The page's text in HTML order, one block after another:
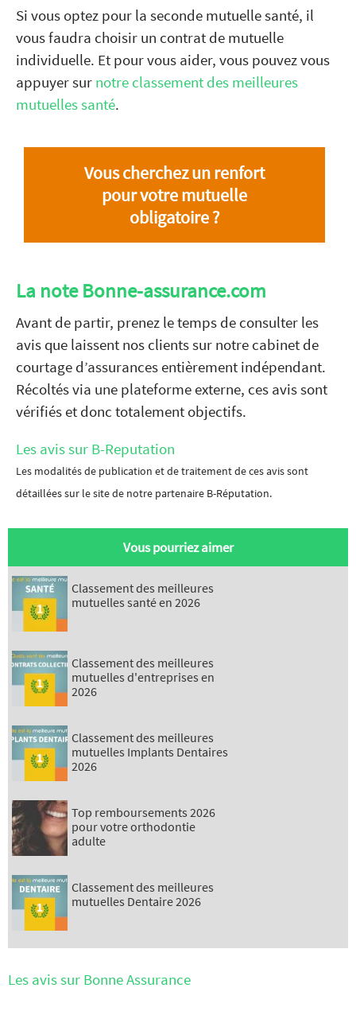
Si vous optez pour la seconde mutuelle santé, il
vous faudra choisir un contrat de mutuelle
individuelle. Et pour vous aider, vous pouvez vous
appuyer sur notre classement des meilleures
mutuelles santé.
Vous cherchez un renfort
pour votre mutuelle
obligatoire ?
La note Bonne-assurance.com
Avant de partir, prenez le temps de consulter les
avis que laissent nos clients sur notre cabinet de
courtage d’assurances entièrement indépendant.
Récoltés via une plateforme externe, ces avis sont
vérifiés et donc totalement objectifs.
Les avis sur B-Reputation
Les modalités de publication et de traitement de ces avis sont
détaillées sur le site de notre partenaire B-Réputation.
Vous pourriez aimer
Classement des meilleures
mutuelles santé en 2026
Classement des meilleures
mutuelles d'entreprises en
2026
Classement des meilleures
mutuelles Implants Dentaires
2026
Top remboursements 2026
pour votre orthodontie
adulte
Classement des meilleures
mutuelles Dentaire 2026
Les avis sur Bonne Assurance